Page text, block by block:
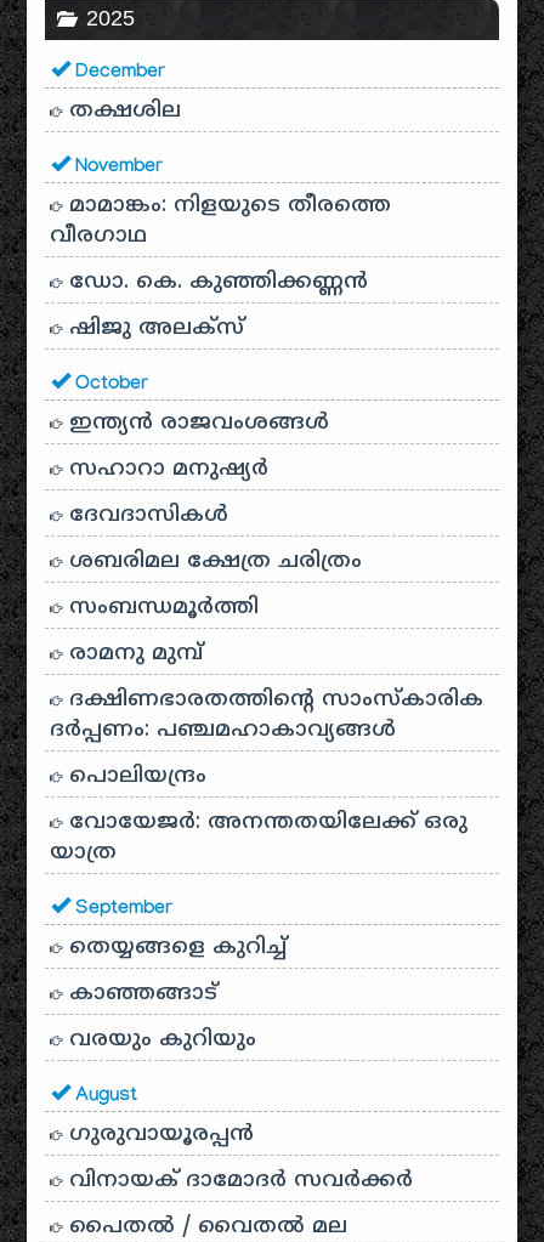
2025
December
തക്ഷശില
November
മാമാങ്കം: നിളയുടെ തീരത്തെ
വീരഗാഥ
ഡോ. കെ. കുഞ്ഞിക്കണ്ണൻ
ഷിജു അലക്സ്
October
ഇന്ത്യൻ രാജവംശങ്ങൾ
സഹാറാ മനുഷ്യർ
ദേവദാസികൾ
ശബരിമല ക്ഷേത്ര ചരിത്രം
സംബന്ധമൂർത്തി
രാമനു മുമ്പ്
ദക്ഷിണഭാരതത്തിൻ്റെ സാംസ്കാരിക
ദർപ്പണം: പഞ്ചമഹാകാവ്യങ്ങൾ
പൊലിയന്ദ്രം
വോയേജർ: അനന്തതയിലേക്ക് ഒരു
യാത്ര
September
തെയ്യങ്ങളെ കുറിച്ച്
കാഞ്ഞങ്ങാട്
വരയും കുറിയും
August
ഗുരുവായൂരപ്പൻ
വിനായക് ദാമോദർ സവർക്കർ
പൈതൽ / വൈതൽ മല